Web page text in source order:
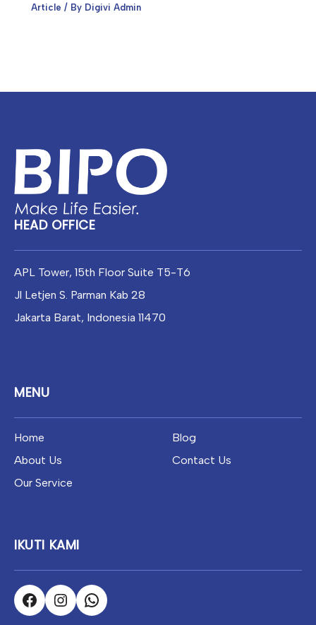
Article / By Digivi Admin
HEAD OFFICE
APL Tower, 15th Floor Suite T5-T6
Jl Letjen S. Parman Kab 28
Jakarta Barat, Indonesia 11470
MENU
Home
About Us
Our Service
Blog
Contact Us
IKUTI KAMI
Facebook Instagram WhatsApp